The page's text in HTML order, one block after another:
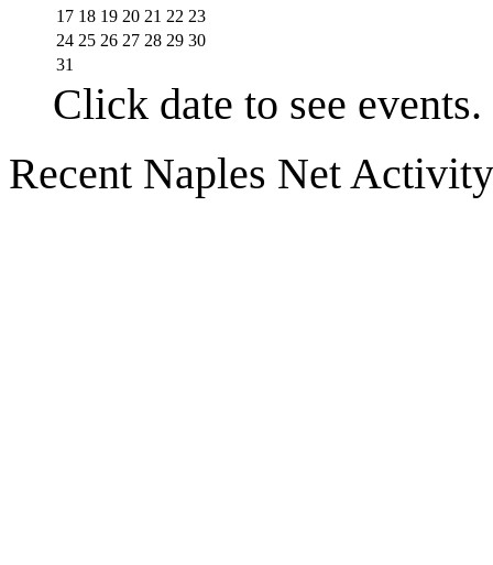
17 18 19 20 21 22 23
24 25 26 27 28 29 30
31
Click date to see events.
Recent Naples Net Activity